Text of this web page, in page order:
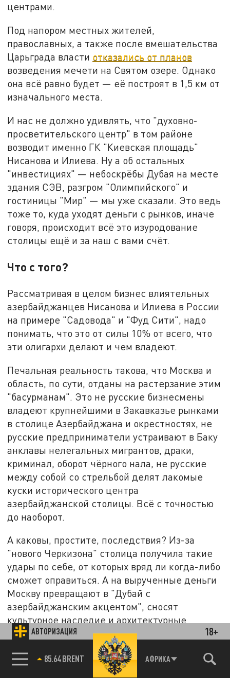
АВТОРИЗАЦИЯ 18+
85.64 BRENT АФРИКА
центрами.
Под напором местных жителей,
православных, а также после вмешательства
Царьграда власти отказались от планов
возведения мечети на Святом озере. Однако
она всё равно будет — её построят в 1,5 км от
изначального места.
И нас не должно удивлять, что "духовно-
просветительского центр" в том районе
возводит именно ГК "Киевская площадь"
Нисанова и Илиева. Ну а об остальных
"инвестициях" — небоскрёбы Дубая на месте
здания СЭВ, разгром "Олимпийского" и
гостиницы "Мир" — мы уже сказали. Это ведь
тоже то, куда уходят деньги с рынков, иначе
говоря, происходит всё это изуродование
столицы ещё и за наш с вами счёт.
Что с того?
Рассматривая в целом бизнес влиятельных
азербайджанцев Нисанова и Илиева в России
на примере "Садовода" и "Фуд Сити", надо
понимать, что это от силы 10% от всего, что
эти олигархи делают и чем владеют.
Печальная реальность такова, что Москва и
область, по сути, отданы на растерзание этим
"басурманам". Это не русские бизнесмены
владеют крупнейшими в Закавказье рынками
в столице Азербайджана и окрестностях, не
русские предприниматели устраивают в Баку
анклавы нелегальных мигрантов, драки,
криминал, оборот чёрного нала, не русские
между собой со стрельбой делят лакомые
куски исторического центра
азербайджанской столицы. Всё с точностью
до наоборот.
А каковы, простите, последствия? Из-за
"нового Черкизона" столица получила такие
удары по себе, от которых вряд ли когда-либо
сможет оправиться. А на вырученные деньги
Москву превращают в "Дубай с
азербайджанским акцентом", сносят
культурное наследие и архитектурные
"иконы" различных эпох. Но есть также
угрозы и иного порядка.